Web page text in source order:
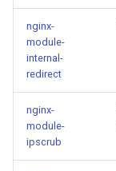
template
test
timer
nginx-
module-
internal-
redirect
nginx-
module-
ipscrub